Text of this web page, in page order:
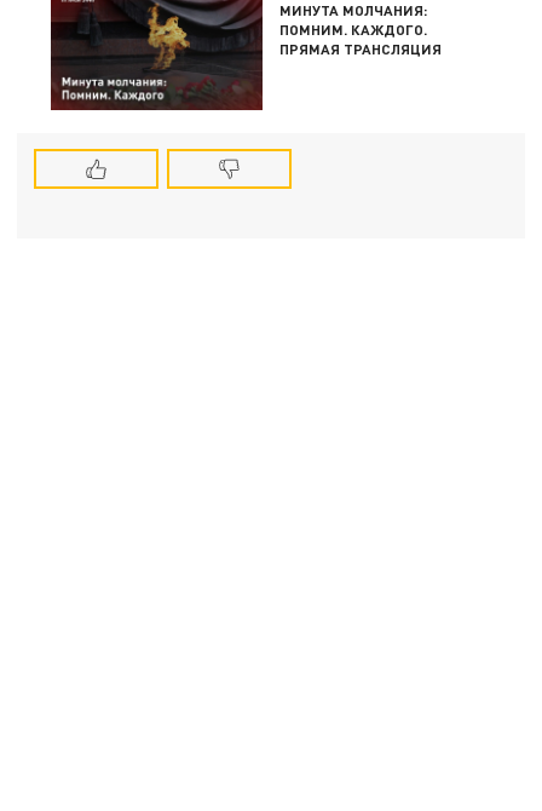
МИНУТА МОЛЧАНИЯ:
ПОМНИМ. КАЖДОГО.
ПРЯМАЯ ТРАНСЛЯЦИЯ